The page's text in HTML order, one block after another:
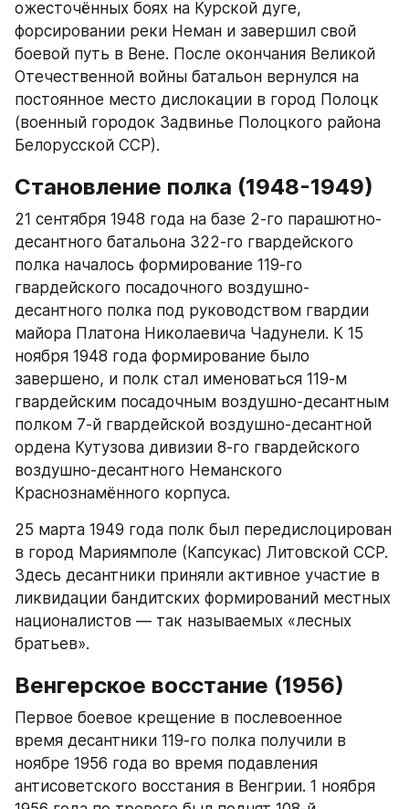
ожесточённых боях на Курской дуге,
форсировании реки Неман и завершил свой
боевой путь в Вене. После окончания Великой
Отечественной войны батальон вернулся на
постоянное место дислокации в город Полоцк
(военный городок Задвинье Полоцкого района
Белорусской ССР).​
Становление полка (1948-1949)
21 сентября 1948 года на базе 2-го парашютно-
десантного батальона 322-го гвардейского
полка началось формирование 119-го
гвардейского посадочного воздушно-
десантного полка под руководством гвардии
майора Платона Николаевича Чадунели. К 15
ноября 1948 года формирование было
завершено, и полк стал именоваться 119-м
гвардейским посадочным воздушно-десантным
полком 7-й гвардейской воздушно-десантной
ордена Кутузова дивизии 8-го гвардейского
воздушно-десантного Неманского
Краснознамённого корпуса.​
25 марта 1949 года полк был передислоцирован
в город Мариямполе (Капсукас) Литовской ССР.
Здесь десантники приняли активное участие в
ликвидации бандитских формирований местных
националистов — так называемых «лесных
братьев».​
Венгерское восстание (1956)
Первое боевое крещение в послевоенное
время десантники 119-го полка получили в
ноябре 1956 года во время подавления
антисоветского восстания в Венгрии. 1 ноября